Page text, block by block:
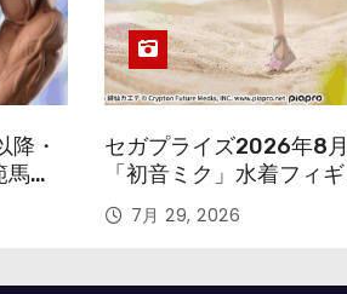
・
勇
セガプライズ2026年8
「初音ミク」水着フィ
色味を変えて再登場！
7月 29, 2026